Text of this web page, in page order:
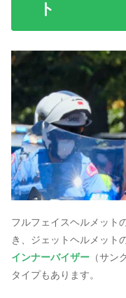
ト
フルフェイスヘルメット
き、ジェットヘルメット
インナーバイザー （サン
タイプもあります。